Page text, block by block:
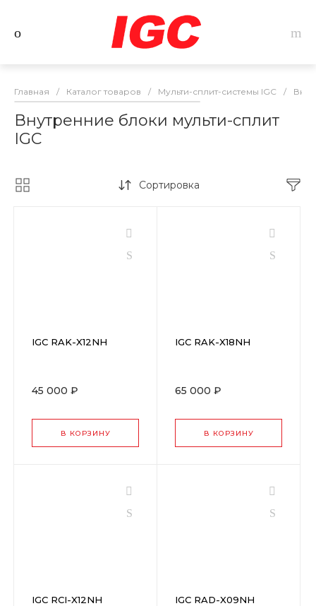
Главная / Каталог товаров / Мульти-сплит-системы IGC /
Внутренние блоки мульти-сплит
IGC
Сортировка
IGC RAK-X12NH
45 000 ₽
В КОРЗИНУ
IGC RAK-X18NH
65 000 ₽
В КОРЗИНУ
IGC RCI-X12NH IGC RAD-X09NH